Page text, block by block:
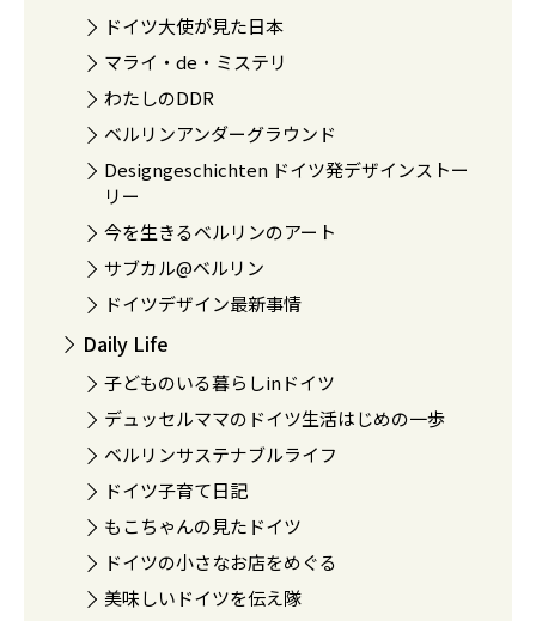
ドイツ大使が見た日本
マライ・de・ミステリ
わたしのDDR
ベルリンアンダーグラウンド
Designgeschichten ドイツ発デザインストー
リー
今を生きるベルリンのアート
サブカル@ベルリン
ドイツデザイン最新事情
Daily Life
子どものいる暮らしinドイツ
デュッセルママのドイツ生活はじめの一歩
ベルリンサステナブルライフ
ドイツ子育て日記
もこちゃんの見たドイツ
ドイツの小さなお店をめぐる
美味しいドイツを伝え隊